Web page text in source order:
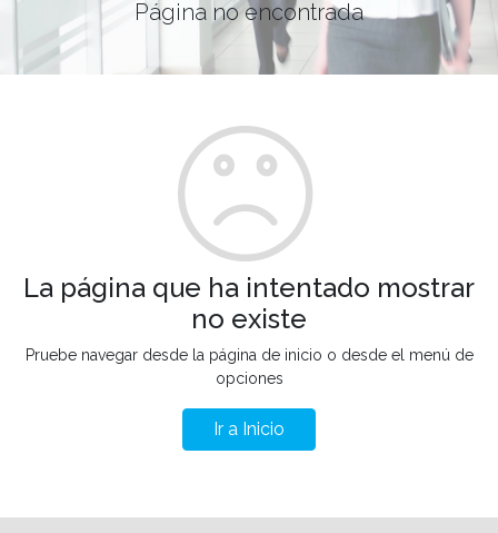
Página no encontrada
La página que ha intentado mostrar
no existe
Pruebe navegar desde la página de inicio o desde el menú de
opciones
Ir a Inicio